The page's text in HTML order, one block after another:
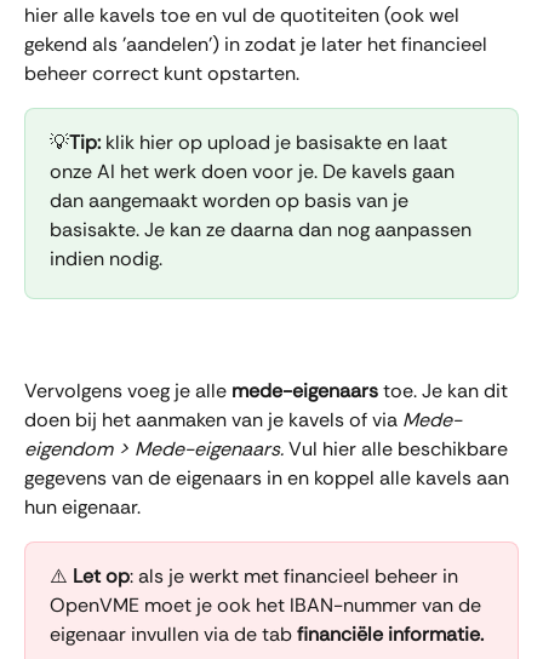
hier alle kavels toe en vul de quotiteiten (ook wel
gekend als 'aandelen') in zodat je later het financieel
beheer correct kunt opstarten.
💡Tip: klik hier op upload je basisakte en laat
onze AI het werk doen voor je. De kavels gaan
dan aangemaakt worden op basis van je
basisakte. Je kan ze daarna dan nog aanpassen
indien nodig.
Vervolgens voeg je alle mede-eigenaars toe. Je kan dit
doen bij het aanmaken van je kavels of via Mede-
eigendom > Mede-eigenaars. Vul hier alle beschikbare
gegevens van de eigenaars in en koppel alle kavels aan
hun eigenaar.
⚠️ Let op: als je werkt met financieel beheer in
OpenVME moet je ook het IBAN-nummer van de
eigenaar invullen via de tab financiële informatie.